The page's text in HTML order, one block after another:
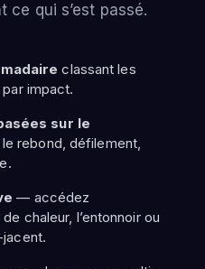
ce qui s’est passé.
classant les
impact.
sur le
rebond, défilement,
— accédez
chaleur, l’entonnoir ou
jacent.